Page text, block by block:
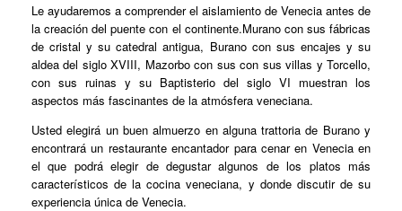
Le ayudaremos a comprender el aislamiento de Venecia antes de
la creación del puente con el continente.Murano con sus fábricas
de cristal y su catedral antigua, Burano con sus encajes y su
aldea del siglo XVIII, Mazorbo con sus con sus villas y Torcello,
con sus ruinas y su Baptisterio del siglo VI muestran los
aspectos más fascinantes de la atmósfera veneciana.
Usted elegirá un buen almuerzo en alguna trattoria de Burano y
encontrará un restaurante encantador para cenar en Venecia en
el que podrá elegir de degustar algunos de los platos más
característicos de la cocina veneciana, y donde discutir de su
experiencia única de Venecia.